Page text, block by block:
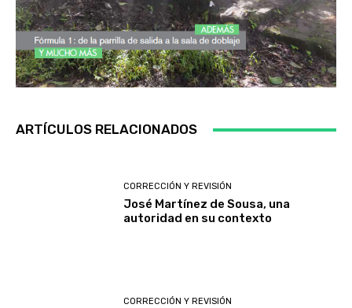
ARTÍCULOS RELACIONADOS
CORRECCIÓN Y REVISIÓN
José Martínez de Sousa, una
autoridad en su contexto
CORRECCIÓN Y REVISIÓN